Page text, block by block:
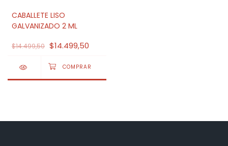
CABALLETE LISO
GALVANIZADO 2 ML
$14.499,50 $14.499,50